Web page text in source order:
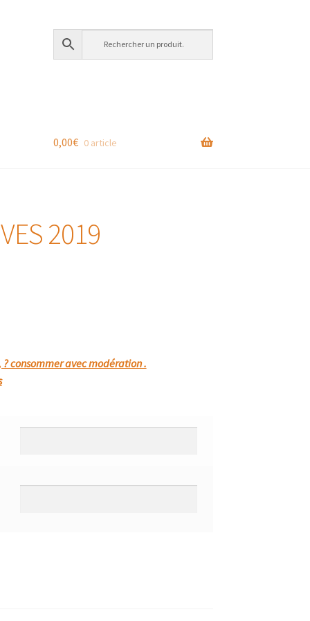
0,00€ 0 article
2019
? consommer avec modération .